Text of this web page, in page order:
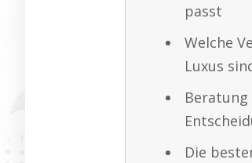
passt
Welche
Luxus
Beratung
Die